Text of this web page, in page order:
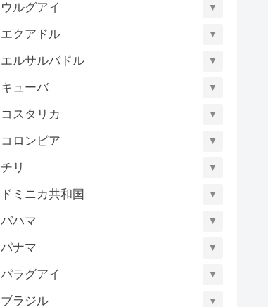
ウルグアイ ▼
エクアドル ▼
エルサルバドル ▼
キューバ ▼
コスタリカ ▼
コロンビア ▼
チリ ▼
ドミニカ共和国 ▼
バハマ ▼
パナマ ▼
パラグアイ ▼
ブラジル ▼